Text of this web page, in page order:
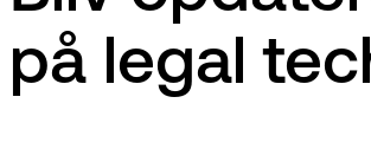
på legal